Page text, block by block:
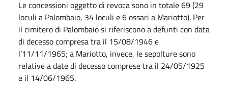
Le concessioni oggetto di revoca sono in totale 69 (29
loculi a Palombaio, 34 loculi e 6 ossari a Mariotto). Per
il cimitero di Palombaio si riferiscono a defunti con data
di decesso compresa tra il 15/08/1946 e
l’11/11/1965; a Mariotto, invece, le sepolture sono
relative a date di decesso comprese tra il 24/05/1925
e il 14/06/1965.